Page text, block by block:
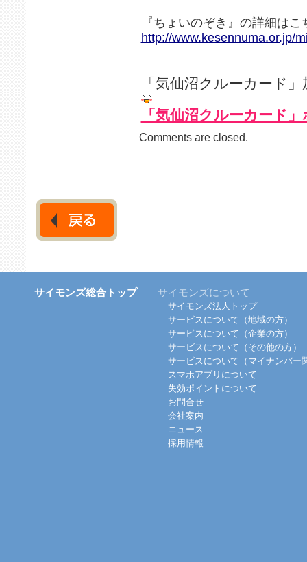
『ちょいのぞき』の詳細は
http://www.kesennuma.or.jp/
「気仙沼クルーカード
「気仙沼クルーカード
Comments are closed.
サイモンズ総合トップ サイモンズについて
サイモンズ法人トップ
サービスについて（地域の方）
サービスについて（企業の方）
サービスについて（その他の方）
サービスについて（マイナンバー
スマホアプリについて
失効ポイントについて
お問合せ
会社案内
ニュース
採用情報